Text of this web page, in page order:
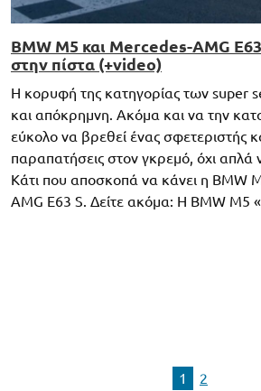
BMW M5 και Mercedes-AMG
στην πίστα (+video)
Η κορυφή της κατηγορίας των super
και απόκρημνη. Ακόμα και να την
εύκολο να βρεθεί ένας σφετεριστής
παραπατήσεις στον γκρεμό, όχι απλά
Κάτι που αποσκοπά να κάνει η BMW
AMG E63 S. Δείτε ακόμα: H BMW M5
1 2